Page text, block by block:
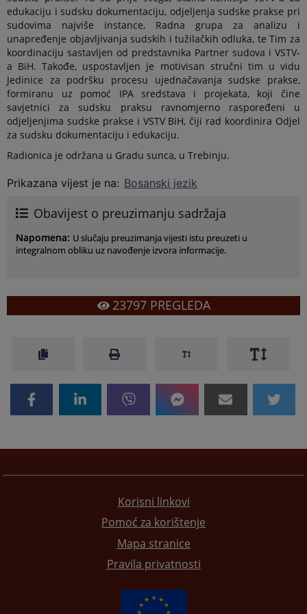
edukaciju i sudsku dokumentaciju, odjeljenja sudske prakse pri
sudovima najviše instance, Radna grupa za analizu i
unapređenje objavljivanja sudskih i tužilačkih odluka, te Tim za
koordinaciju sastavljen od predstavnika Partner sudova i VSTV-
a BiH. Takođe, uspostavljen je motivisan stručni tim u vidu
Jedinice za podršku procesu ujednačavanja sudske prakse,
formiranu uz pomoć IPA sredstava i projekata, koji čine
savjetnici za sudsku praksu ravnomjerno raspoređeni u
odjeljenjima sudske prakse i VSTV BiH, čiji rad koordinira Odjel
za sudsku dokumentaciju i edukaciju.
Radionica je održana u Gradu sunca, u Trebinju.
Prikazana vijest je na: Bosanski jezik
Obavijest o preuzimanju sadržaja
Napomena: U slučaju preuzimanja vijesti istu preuzeti u
integralnom obliku uz navođenje izvora informacije.
23797PREGLEDA
Korisni linkovi
Pomoć za korištenje
Mapa stranice
Pravila privatnosti